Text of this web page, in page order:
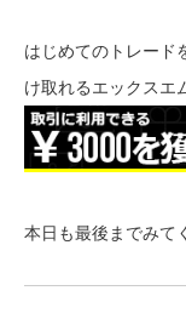
はじめてのトレード
け取れるエックスエ
本日も最後までみて